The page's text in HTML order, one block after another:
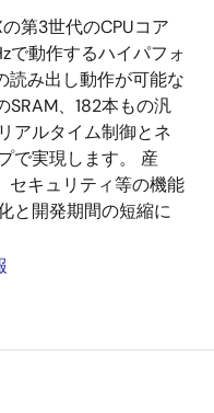
第3世代のCPUコア
で動作するハイパフォ
読み出し動作が可能な
SRAM、182本もの汎
アルタイム制御とネ
で実現します。 産
セキュリティ等の機能
と開発期間の短縮に